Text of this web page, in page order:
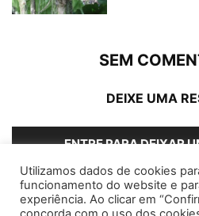
SEM
DEIXE UMA
ENTRE PARA DEIXAR
Utilizamos dados de cookies
funcionamento do website e
experiência. Ao clicar em